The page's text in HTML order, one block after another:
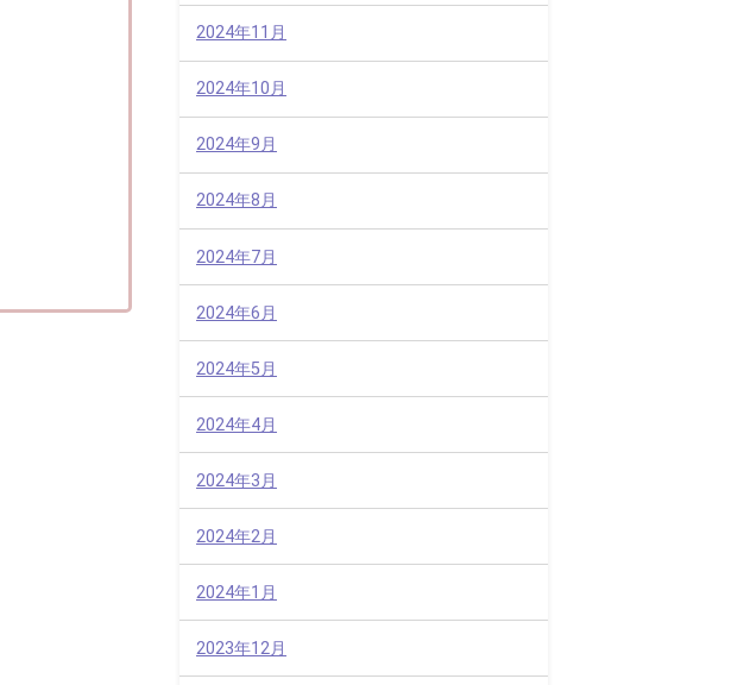
2024年11月
2024年10月
2024年9月
2024年8月
2024年7月
2024年6月
2024年5月
2024年4月
2024年3月
2024年2月
2024年1月
2023年12月